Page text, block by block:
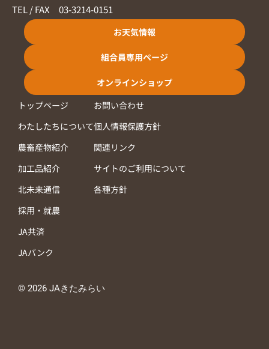
TEL / FAX 03-3214-0151
お天気情報
組合員専用ページ
オンラインショップ
トップページ
わたしたちについて
農畜産物紹介
加工品紹介
北未来通信
採用・就農
JA共済
JAバンク
お問い合わせ
個人情報保護方針
関連リンク
サイトのご利用について
各種方針
© 2026 JAきたみらい